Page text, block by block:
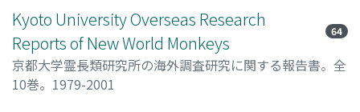
Kyoto University Overseas Research
Reports of New World Monkeys
64
京都大学霊長類研究所の海外調査研究に関する報告書。全
10巻。1979-2001